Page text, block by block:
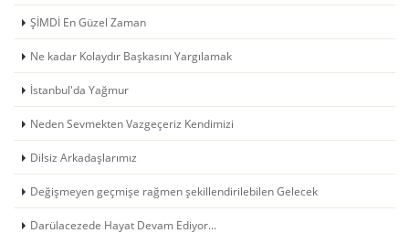
ŞİMDİ En Güzel Zaman
Ne kadar Kolaydır Başkasını Yargılamak
İstanbul'da Yağmur
Neden Sevmekten Vazgeçeriz Kendimizi
Dilsiz Arkadaşlarımız
Değişmeyen geçmişe rağmen şekillendirilebilen Gelecek
Darülacezede Hayat Devam Ediyor...